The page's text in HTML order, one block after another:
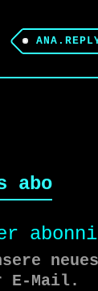
abo
E-Mail.